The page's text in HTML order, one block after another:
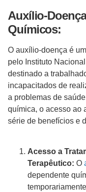
Auxílio-
Químicos:
O auxílio-doença é
pelo Instituto
destinado a
incapacitados de
a problemas de
química, o acesso ao
série de benefícios e
Acesso a
Terapêutico: O
dependente